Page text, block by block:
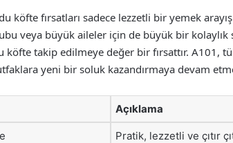
köfte fırsatları sadece lezzetli bir yemek
veya büyük aileler için de büyük bir kolaylık
köfte takip edilmeye değer bir fırsattır. A101,
yeni bir soluk kazandırmaya devam
Açıklama
Pratik, lezzetli ve çıtır